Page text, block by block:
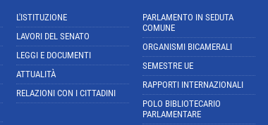
L'ISTITUZIONE
LAVORI DEL SENATO
LEGGI E DOCUMENTI
ATTUALITÀ
RELAZIONI CON I CITTADINI
PARLAMENTO IN SEDUTA
COMUNE
ORGANISMI BICAMERALI
SEMESTRE UE
RAPPORTI INTERNAZIONALI
POLO BIBLIOTECARIO
PARLAMENTARE